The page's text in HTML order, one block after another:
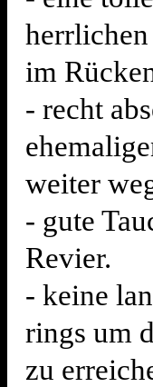
im
- recht
weiter
- gute
Revier.
- keine
rings um
zu